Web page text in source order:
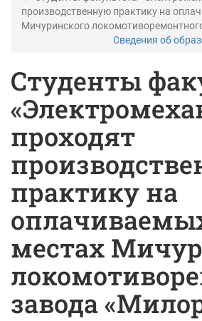
производственную практику на
Мичуринского
Сведения об
Студенты
проходят
практику на
местах
завода